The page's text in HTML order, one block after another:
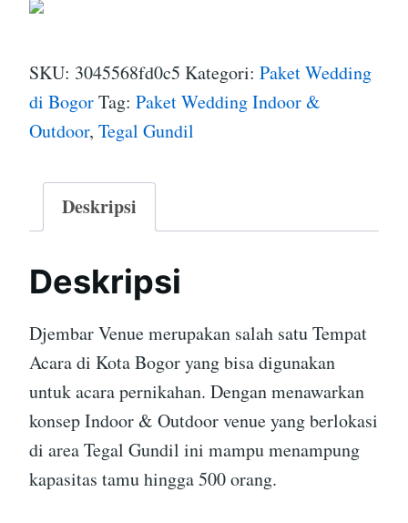
SKU: 3045568fd0c5 Kategori: Paket Wedding
di BogorTag: Paket Wedding Indoor &
Outdoor, Tegal Gundil
Deskripsi
Deskripsi
Djembar Venue merupakan salah satu Tempat
Acara di Kota Bogor yang bisa digunakan
untuk acara pernikahan. Dengan menawarkan
konsep Indoor & Outdoor venue yang berlokasi
di area Tegal Gundil ini mampu menampung
kapasitas tamu hingga 500 orang.